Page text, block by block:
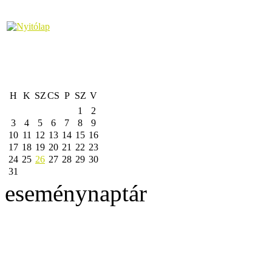
H K SZCS P SZ V
1
2
3
4 5 6 7 8
9
10 11 12 13 14 15 16
17 18 19 20 21 22 23
24 25 26 27 28 29 30
31
eseménynaptár